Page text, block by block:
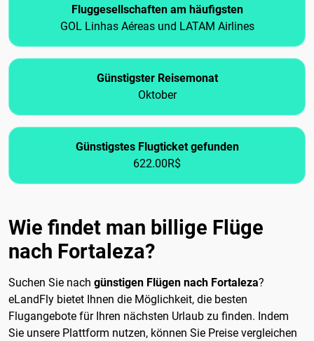
Fluggesellschaften am häufigsten
GOL Linhas Aéreas und LATAM Airlines
Günstigster Reisemonat
Oktober
Günstigstes Flugticket gefunden
622.00R$
Wie findet man billige Flüge
nach Fortaleza?
Suchen Sie nach günstigen Flügen nach Fortaleza?
eLandFly bietet Ihnen die Möglichkeit, die besten
Flugangebote für Ihren nächsten Urlaub zu finden. Indem
Sie unsere Plattform nutzen, können Sie Preise vergleichen